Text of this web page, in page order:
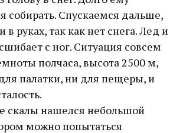
собирать. Спускаемся дальше,
руках, так как нет снега. Лед и
с ног. Ситуация совсем
полчаса, высота 2500 м,
палатки, ни для пещеры, и
скалы нашелся небольшой
можно попытаться